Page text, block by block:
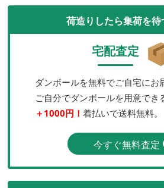
荷造りしたら集荷を待
宅配査定
ダンボールを無料でご自宅にお
ご自分でダンボールを用意でき
＋1000円！ 着払いで送料無料。
今すぐ無料査定